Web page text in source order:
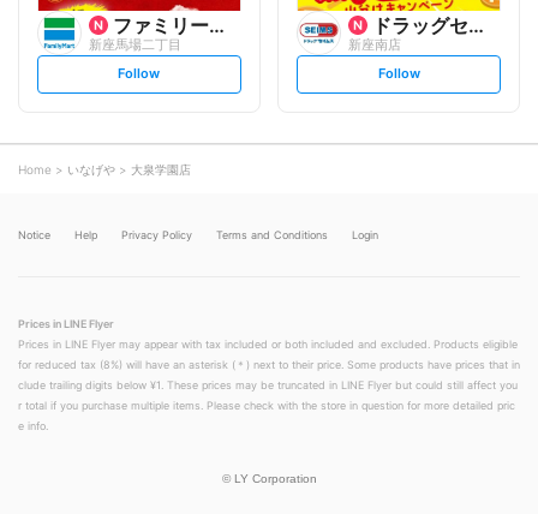
ファミリーマート
新座馬場二丁目
s
t
o
w
Follow
ドラッグセイムス
新座南店
s
t
Follow
Home いなげや 大泉学園店
Notice Help Privacy Policy Terms and Conditions Login
Prices in LINE Flyer
Prices in LINE Flyer may appear with tax included or both included and excluded. Products eligible
for reduced tax (8%) will have an asterisk (＊) next to their price. Some products have prices that in
clude trailing digits below ¥1. These prices may be truncated in LINE Flyer but could still affect you
r total if you purchase multiple items. Please check with the store in question for more detailed pric
e info.
© LY Corporation